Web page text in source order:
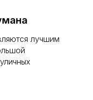
лучшим